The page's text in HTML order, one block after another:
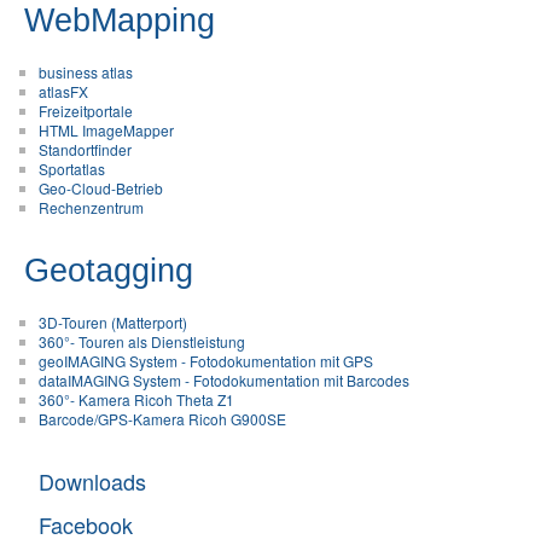
WebMapping
business atlas
atlasFX
Freizeitportale
HTML ImageMapper
Standortfinder
Sportatlas
Geo-Cloud-Betrieb
Rechenzentrum
Geotagging
3D-Touren (Matterport)
360°- Touren als Dienstleistung
geoIMAGING System - Fotodokumentation mit GPS
dataIMAGING System - Fotodokumentation mit Barcodes
360°- Kamera Ricoh Theta Z1
Barcode/GPS-Kamera Ricoh G900SE
Downloads
Facebook